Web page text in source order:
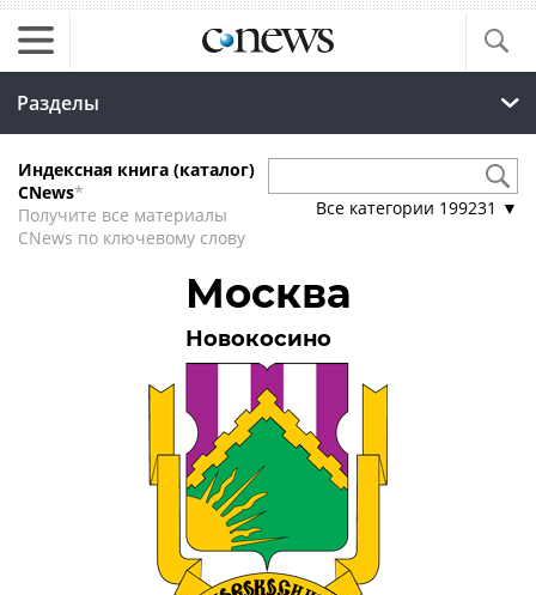
Разделы
Индексная книга (каталог)
CNews*
Получите все материалы
CNews по ключевому слову
Все категории 199231 ▼
Москва
Новокосино